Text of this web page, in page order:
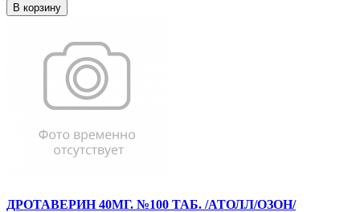
В корзину
ДРОТАВЕРИН 40МГ. №100 ТАБ. /АТОЛЛ/ОЗОН/